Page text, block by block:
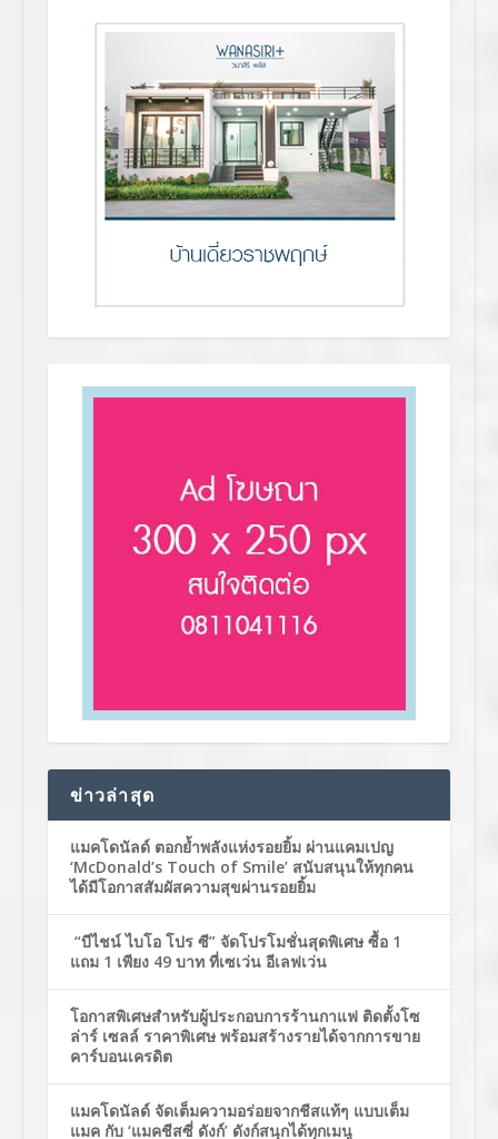
ข่าวล่าสุด
แมคโดนัลด์ ตอกย้ำพลังแห่งรอยยิ้ม ผ่านแคมเปญ
‘McDonald’s Touch of Smile’ สนับสนุนให้ทุกคน
ได้มีโอกาสสัมผัสความสุขผ่านรอยยิ้ม
“บีไชน์ ไบโอ โปร ซี” จัดโปรโมชั่นสุดพิเศษ ซื้อ 1
แถม 1 เพียง 49 บาท ที่เซเว่น อีเลฟเว่น
โอกาสพิเศษสำหรับผู้ประกอบการร้านกาแฟ ติดตั้งโซ
ล่าร์ เซลล์ ราคาพิเศษ พร้อมสร้างรายได้จากการขาย
คาร์บอนเครดิต
แมคโดนัลด์ จัดเต็มความอร่อยจากชีสแท้ๆ แบบเต็ม
แมค กับ ‘แมคชีสซี่ ดังก์’ ดังก์สนุกได้ทุกเมนู